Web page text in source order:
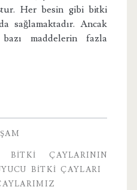
Her besin gibi bitki
sağlamaktadır. Ancak
maddelerin fazla
BITKI ÇAYLARININ
BITKI ÇAYLARI